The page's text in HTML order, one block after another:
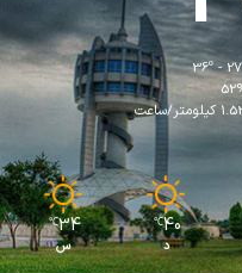
ساعت
40
℃
د
34
℃
س